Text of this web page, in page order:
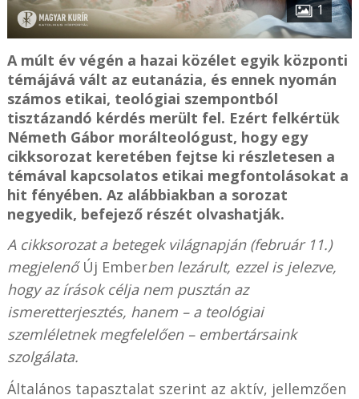
1
A múlt év végén a hazai közélet egyik központi
témájává vált az eutanázia, és ennek nyomán
számos etikai, teológiai szempontból
tisztázandó kérdés merült fel. Ezért felkértük
Németh Gábor morálteológust, hogy egy
cikksorozat keretében fejtse ki részletesen a
témával kapcsolatos etikai megfontolásokat a
hit fényében. Az alábbiakban a sorozat
negyedik, befejező részét olvashatják.
A cikksorozat a betegek világnapján (február 11.)
megjelenő Új Emberben lezárult, ezzel is jelezve,
hogy az írások célja nem pusztán az
ismeretterjesztés, hanem – a teológiai
szemléletnek megfelelően – embertársaink
szolgálata.
Általános tapasztalat szerint az aktív, jellemzően